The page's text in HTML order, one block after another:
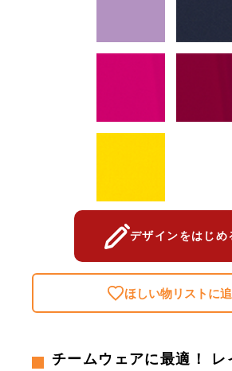
デザインをはじめ
ほしい物リストに
チームウェアに最適！ レ